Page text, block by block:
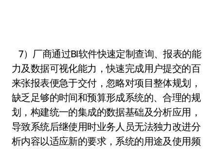
7）厂商通过BI软件快速定制查询、报表的能
力及数据可视化能力，快速完成用户提交的百
来张报表便急于交付，忽略对项目整体规划，
缺乏足够的时间和预算形成系统的、合理的规
划，构建统一的集成的数据基础及分析应用，
导致系统后继使用时业务人员无法独力改进分
析内容以适应新的要求，系统的用途及使用频